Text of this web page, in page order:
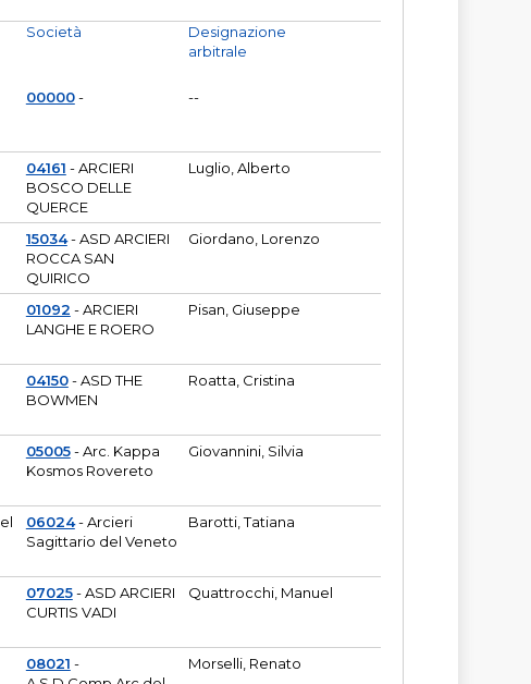
Società
00000-
Designazione
arbitrale
--
04161 - ARCIERI
BOSCO DELLE
QUERCE
Luglio, Alberto
15034- ASD ARCIERI
ROCCA SAN
QUIRICO
Giordano, Lorenzo
01092 - ARCIERI
LANGHE E ROERO
Pisan, Giuseppe
04150- ASD THE
BOWMEN
Roatta, Cristina
05005- Arc. Kappa
Kosmos Rovereto
Giovannini, Silvia
06024- Arcieri
Sagittario del Veneto
Barotti, Tatiana
07025- ASD ARCIERI
CURTIS VADI
Quattrocchi, Manuel
08021 -
Morselli, Renato